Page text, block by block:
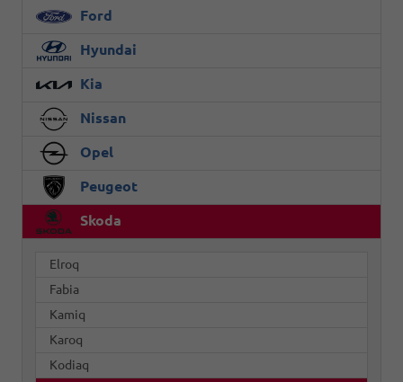
Ford
Hyundai
Kia
Nissan
Opel
Peugeot
Skoda
Elroq
Fabia
Kamiq
Karoq
Kodiaq